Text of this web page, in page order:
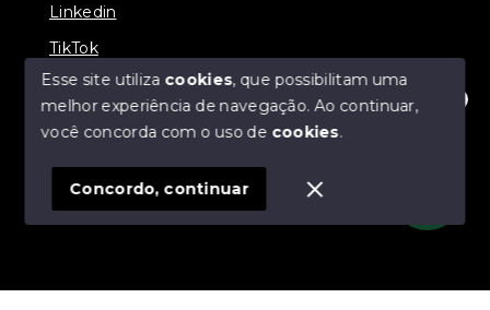
Olá! Estamos disponíveis para te ajudar.
Linkedin
TikTok
© Copyright 2026 - J & L Empreendimentos
SITE PARA IMOBILIARIA
Esse site utiliza cookies, que possibilitam uma
melhor experiência de navegação.Ao continuar,
você concorda com o uso de cookies.
Concordo, continuar